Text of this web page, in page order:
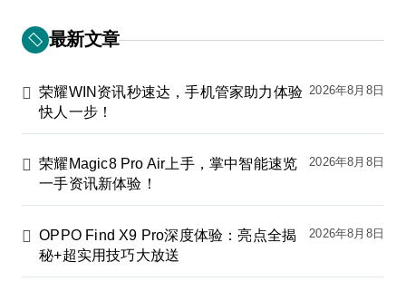
最新文章
荣耀WIN资讯秒速达，手机管家助力体验
快人一步！
2026年8月8日
荣耀Magic8 Pro Air上手，掌中智能速览
一手资讯新体验！
2026年8月8日
OPPO Find X9 Pro深度体验：亮点全揭
秘+超实用技巧大放送
2026年8月8日